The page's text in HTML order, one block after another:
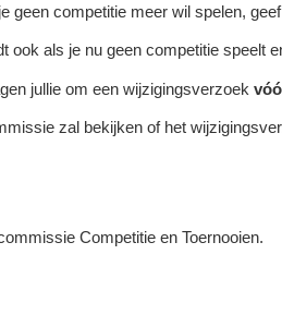
geen competitie meer wil spelen,
ook als je nu geen competitie speelt
jullie om een wijzigingsverzoek
zal bekijken of het
Competitie en Toernooien.